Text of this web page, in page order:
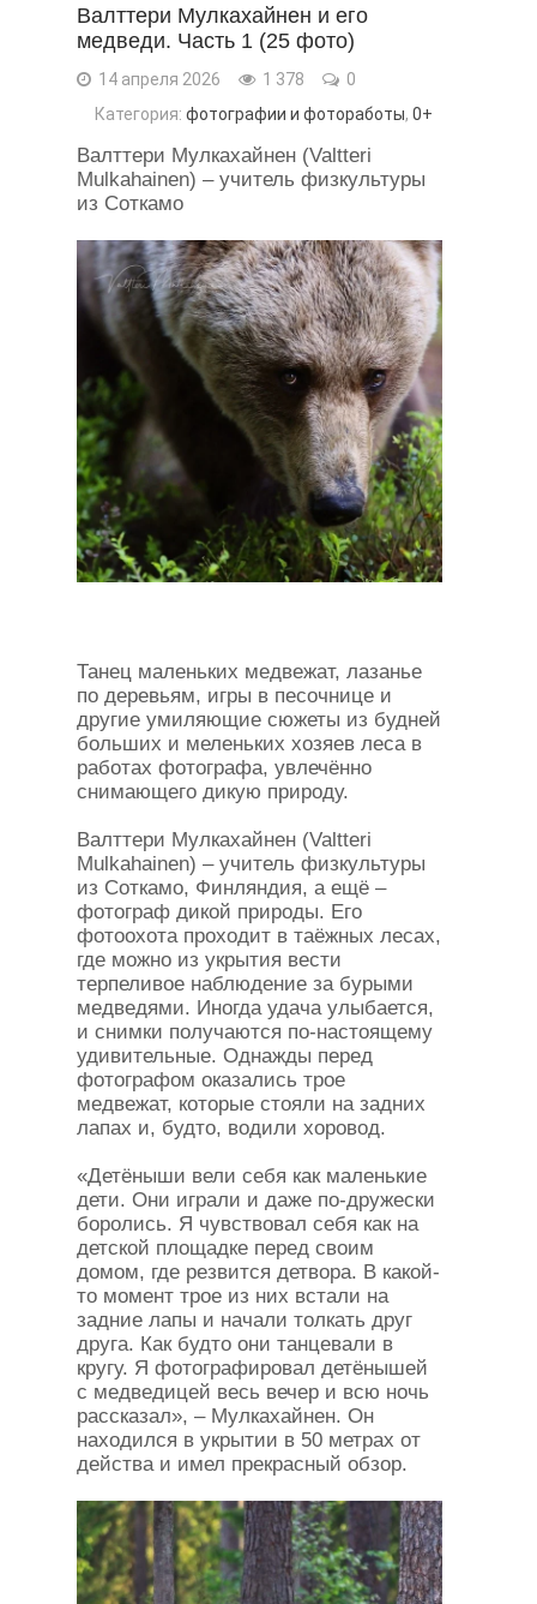
Валттери Мулкахайнен и его
медведи. Часть 1 (25 фото)
14 апреля 2026 1 378
0
Категория: фотографии и фотоработы, 0+
Валттери Мулкахайнен (Valtteri
Mulkahainen) – учитель физкультуры
из Соткамо
Танец маленьких медвежат, лазанье
по деревьям, игры в песочнице и
другие умиляющие сюжеты из будней
больших и меленьких хозяев леса в
работах фотографа, увлечённо
снимающего дикую природу.
Валттери Мулкахайнен (Valtteri
Mulkahainen) – учитель физкультуры
из Соткамо, Финляндия, а ещё –
фотограф дикой природы. Его
фотоохота проходит в таёжных лесах,
где можно из укрытия вести
терпеливое наблюдение за бурыми
медведями. Иногда удача улыбается,
и снимки получаются по-настоящему
удивительные. Однажды перед
фотографом оказались трое
медвежат, которые стояли на задних
лапах и, будто, водили хоровод.
«Детёныши вели себя как маленькие
дети. Они играли и даже по-дружески
боролись. Я чувствовал себя как на
детской площадке перед своим
домом, где резвится детвора. В какой-
то момент трое из них встали на
задние лапы и начали толкать друг
друга. Как будто они танцевали в
кругу. Я фотографировал детёнышей
с медведицей весь вечер и всю ночь
рассказал», – Мулкахайнен. Он
находился в укрытии в 50 метрах от
действа и имел прекрасный обзор.